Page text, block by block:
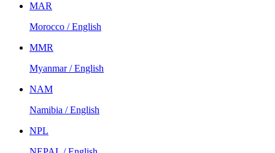
MAR
Morocco / English
MMR
Myanmar / English
NAM
Namibia / English
NPL